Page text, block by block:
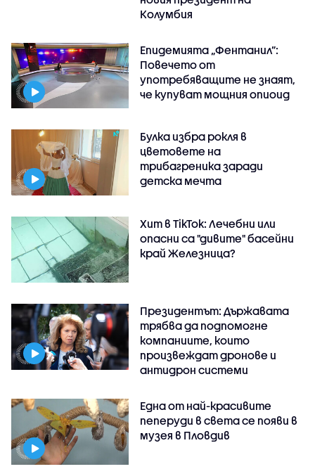
Колумбия
Епидемията „Фентанил”:
Повечето от
употребяващите не знаят,
че купуват мощния опиоид
Булка избра рокля в
цветовете на
трибагреника заради
детска мечта
Хит в TikTok: Лечебни или
опасни са "дивите" басейни
край Железница?
Президентът: Държавата
трябва да подпомогне
компаниите, които
произвеждат дронове и
антидрон системи
Една от най-красивите
пеперуди в света се появи в
музея в Пловдив